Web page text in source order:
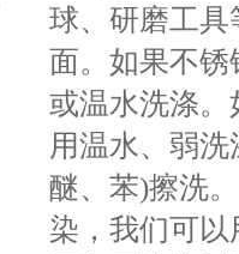
球、研磨工
面。如果不
或温水洗涤
用温水、弱
醚、苯)擦洗
染，我们可